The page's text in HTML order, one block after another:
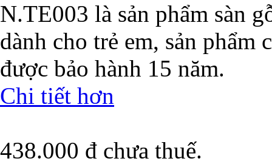
N.TE003 là sản phẩm sàn
dành cho trẻ em, sản phẩm
được bảo hành 15 năm.
Chi tiết hơn
438.000 đ chưa thuế.